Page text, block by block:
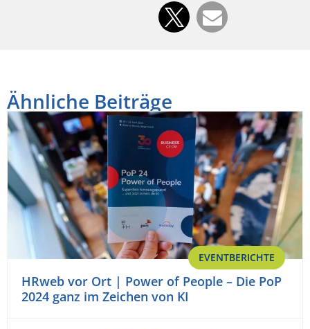
Ähnliche Beiträge
EVENTBERICHTE
HRweb vor Ort | Power of People – Die PoP
2024 ganz im Zeichen von KI